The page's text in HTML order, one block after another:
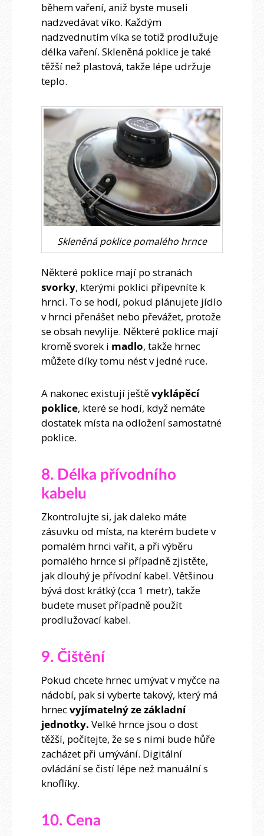
během vaření, aniž byste museli
nadzvedávat víko. Každým
nadzvednutím víka se totiž prodlužuje
délka vaření. Skleněná poklice je také
těžší než plastová, takže lépe udržuje
teplo.
Skleněná poklice pomalého hrnce
Některé poklice mají po stranách
svorky, kterými poklici připevníte k
hrnci. To se hodí, pokud plánujete jídlo
v hrnci přenášet nebo převážet, protože
se obsah nevylije. Některé poklice mají
kromě svorek i madlo, takže hrnec
můžete díky tomu nést v jedné ruce.
A nakonec existují ještěvyklápěcí
poklice, které se hodí, když nemáte
dostatek místa na odložení samostatné
poklice.
8. Délka přívodního
kabelu
Zkontrolujte si, jak daleko máte
zásuvku od místa, na kterém budete v
pomalém hrnci vařit, a při výběru
pomalého hrnce si případně zjistěte,
jak dlouhý je přívodní kabel. Většinou
bývá dost krátký (cca 1 metr), takže
budete muset případně použít
prodlužovací kabel.
9. Čištění
Pokud chcete hrnec umývat v myčce na
nádobí, pak si vyberte takový, který má
hrnecvyjímatelný ze základní
jednotky. Velké hrnce jsou o dost
těžší, počítejte, že se s nimi bude hůře
zacházet při umývání. Digitální
ovládání se čistí lépe než manuální s
knoflíky.
10. Cena